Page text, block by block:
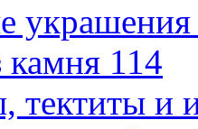
камня 114
тектиты и